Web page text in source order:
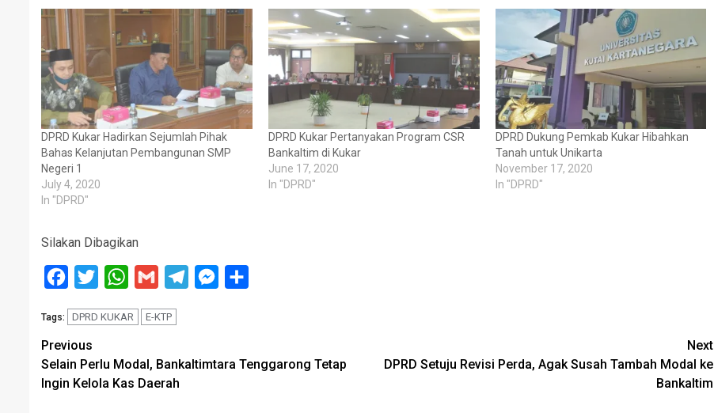
DPRD Kukar Hadirkan Sejumlah Pihak
Bahas Kelanjutan Pembangunan SMP
Negeri 1
July 4, 2020
In "DPRD"
DPRD Kukar Pertanyakan Program CSR
Bankaltim di Kukar
June 17, 2020
In "DPRD"
DPRD Dukung Pemkab Kukar Hibahkan
Tanah untuk Unikarta
November 17, 2020
In "DPRD"
Silakan Dibagikan
Facebook
Twitter WhatsApp
Gmail TelegramMessenger
Tags: DPRD KUKAR E-KTP
Post
navigation
Previous
Selain Perlu Modal, Bankaltimtara Tenggarong Tetap
Ingin Kelola Kas Daerah
Next
DPRD Setuju Revisi Perda, Agak Susah Tambah Modal ke
Bankaltim